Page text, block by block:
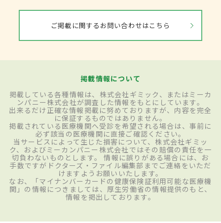
ご掲載に関するお問い合わせはこちら
掲載情報について
掲載している各種情報は、株式会社ギミック、またはミーカ
ンパニー株式会社が調査した情報をもとにしています。
出来るだけ正確な情報掲載に努めておりますが、内容を完全
に保証するものではありません。
掲載されている医療機関へ受診を希望される場合は、事前に
必ず該当の医療機関に直接ご確認ください。
当サービスによって生じた損害について、株式会社ギミッ
ク、およびミーカンパニー株式会社ではその賠償の責任を一
切負わないものとします。 情報に誤りがある場合には、お
手数ですがドクターズ・ファイル編集部までご連絡をいただ
けますようお願いいたします。
なお、「マイナンバーカードの健康保険証利用可能な医療機
関」の情報につきましては、厚生労働省の情報提供のもと、
情報を掲出しております。